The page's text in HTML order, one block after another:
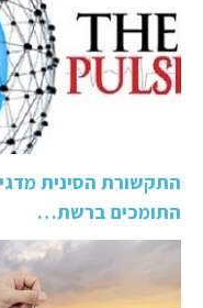
התקשורת הסינית
התומכים ברשת…